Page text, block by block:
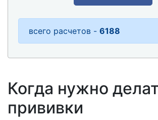
всего расчетов - 6188
Когда нужно
прививки